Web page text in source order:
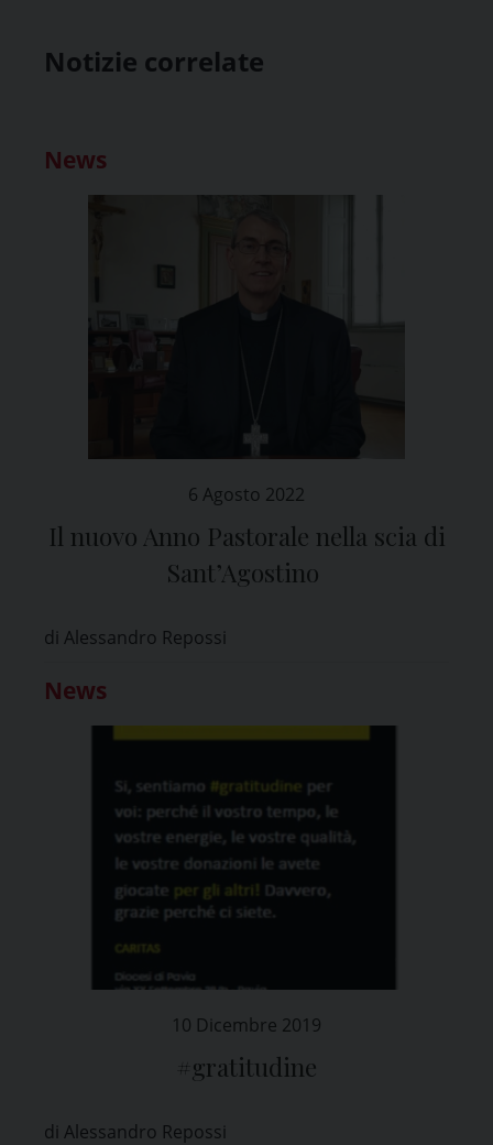
Notizie correlate
News
6 Agosto 2022
Il nuovo Anno Pastorale nella scia di
Sant’Agostino
di Alessandro Repossi
News
10 Dicembre 2019
#gratitudine
di Alessandro Repossi